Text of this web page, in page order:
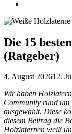
Die 15
(Ratgeber)
4. August 202612.
Wir haben
Community rund um
ausgewählt. Diese
diesem Beitrag die
Holzlaternen weiß